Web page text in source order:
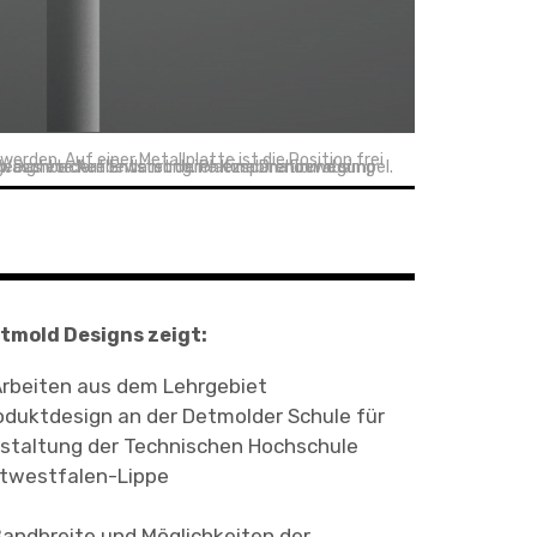
Auf einer Metallplatte ist die Position frei
Klappbare und aus- ziehbare Fächer in der Wand bieten jeglichem P egemittel eine geeignete Aufbewahrung. Platzsparend und simpel.
Designs zeigt:
aus dem Lehrgebiet
an der Detmolder Schule für
der Technischen Hochschule
Lippe